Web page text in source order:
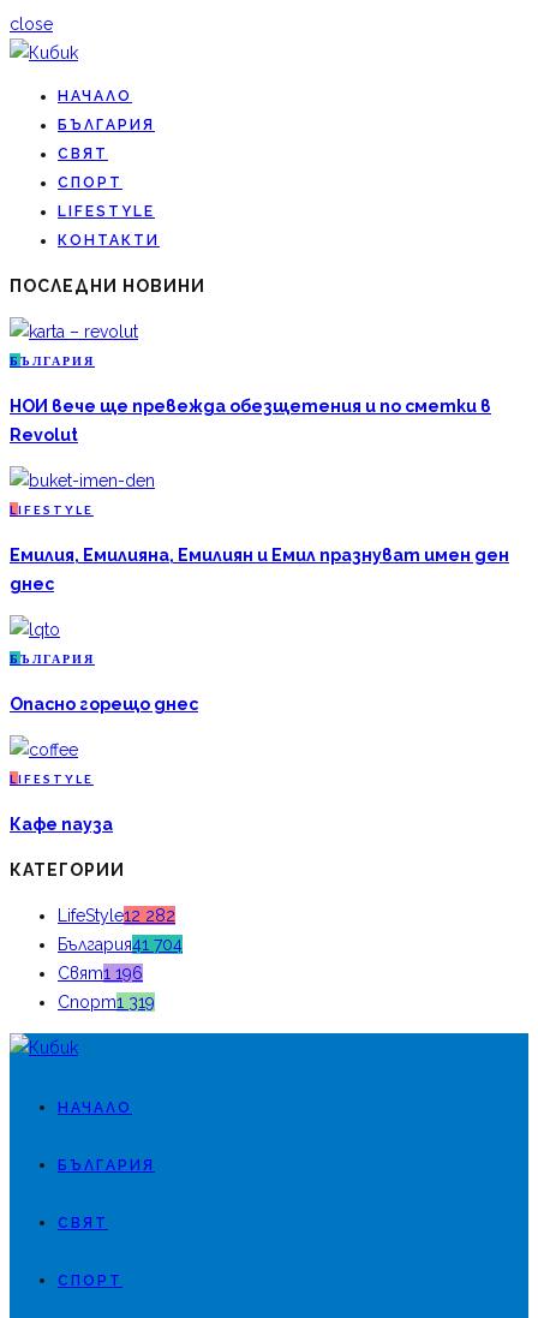
close
НАЧАЛО
БЪЛГАРИЯ
СВЯТ
СПОРТ
LIFESTYLE
КОНТАКТИ
ПОСЛЕДНИ НОВИНИ
Б ЪЛГАРИЯ
НОИ вече ще превежда обезщетения и по сметки в
Revolut
L IFESTYLE
Емилия, Емилияна, Емилиян и Емил празнуват имен ден
днес
Б ЪЛГАРИЯ
Опасно горещо днес
L IFESTYLE
Кафе пауза
КАТЕГОРИИ
LifeStyle12 282
България41 704
Свят1 196
Спорт1 319
НАЧАЛО
БЪЛГАРИЯ
СВЯТ
СПОРТ